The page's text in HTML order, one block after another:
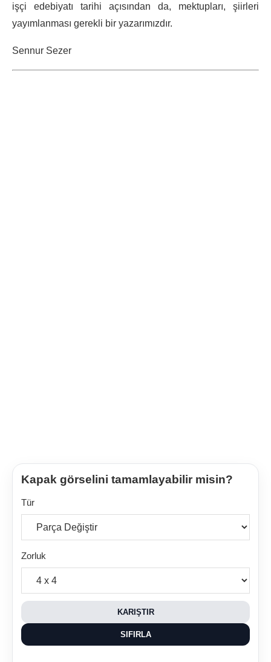
işçi edebiyatı tarihi açısından da, mektupları, şiirleri
yayımlanması gerekli bir yazarımızdır.
Sennur Sezer
Kapak görselini tamamlayabilir misin?
Tür
Zorluk
KARIŞTIR
SIFIRLA